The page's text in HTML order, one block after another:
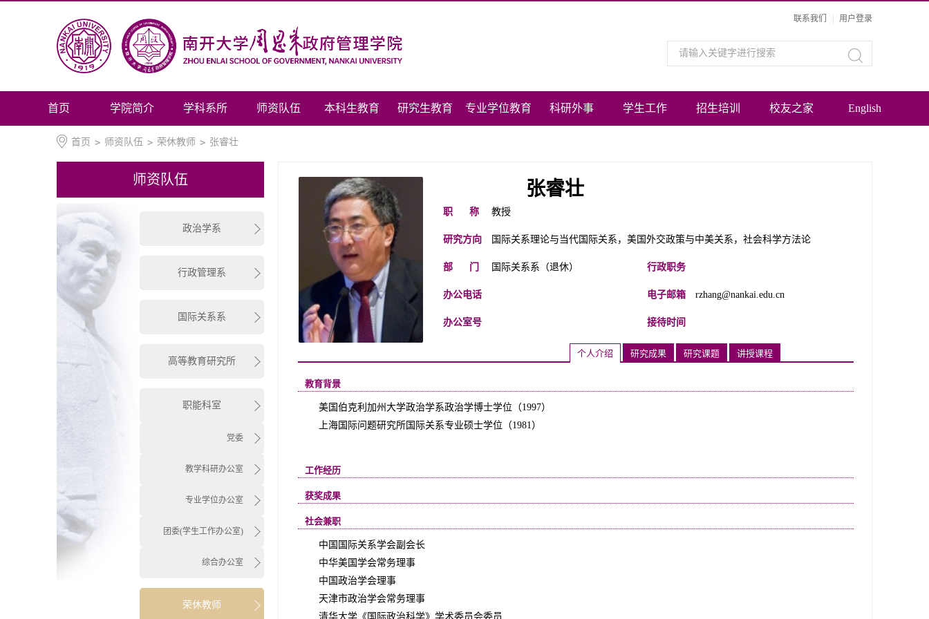
联系我们 用户登录
首页 学院简介 学科系所 师资队伍 本科生教育 研究生教育 专业学位教育 科研外事 学生工作 招生培训 校友之家 English
首页 > 师资队伍 > 荣休教师 > 张睿壮
师资队伍
政治学系
行政管理系
国际关系系
高等教育研究所
职能科室
党委
教学科研办公室
专业学位办公室
团委(学生工作办公室)
综合办公室
荣休教师
张睿壮
职 称 教授
研究方向 国际关系理论与当代国际关系，美国外交政策与中美关系，社会科学方法论
部 门 国际关系系（退休） 行政职务
办公电话 电子邮箱 rzhang@nankai.edu.cn
办公室号 接待时间
个人介绍 研究成果 研究课题 讲授课程
教育背景
美国伯克利加州大学政治学系政治学博士学位（1997）
上海国际问题研究所国际关系专业硕士学位（1981）
工作经历
获奖成果
社会兼职
中国国际关系学会副会长
中华美国学会常务理事
中国政治学会理事
天津市政治学会常务理事
清华大学《国际政治科学》学术委员会委员